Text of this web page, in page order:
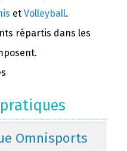
et Volleyball.
répartis dans les
Omnisports